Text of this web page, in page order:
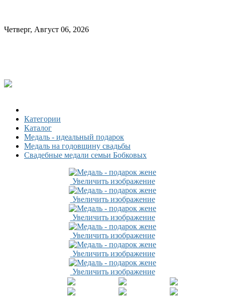
Четверг, Август 06, 2026
Категории
Каталог
Медаль - идеальный подарок
Медаль на годовщину свадьбы
Свадебные медали семьи Бобковых
Увеличить изображение
Увеличить изображение
Увеличить изображение
Увеличить изображение
Увеличить изображение
Увеличить изображение